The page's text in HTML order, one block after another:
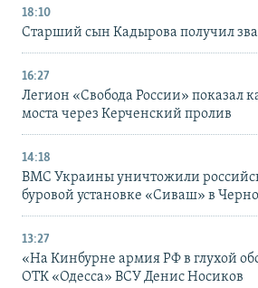
18:10
Старший сын Кадырова получил
16:27
Легион «Свобода России» показал
моста через Керченский пролив
14:18
ВМС Украины уничтожили
буровой установке «Сиваш» в
13:27
«На Кинбурне армия РФ в глухой
ОТК «Одесса» ВСУ Денис Носиков